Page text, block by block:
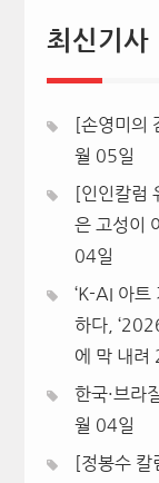
최신기사
[손영미의
월 05일
[인인칼럼
은 고성이
04일
‘K-AI 아트
하다,
에 막 내려
한국·브라
월 04일
[정봉수